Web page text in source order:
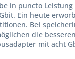
in puncto
Ein heute
Bei
die
mit acht